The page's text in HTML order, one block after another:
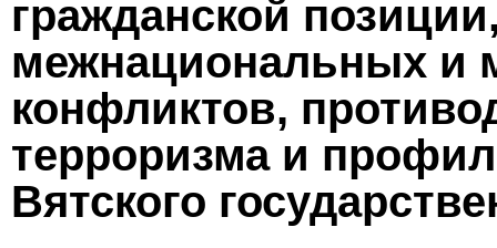
гражданской
межнациональных и
конфликтов,
терроризма и
Вятского